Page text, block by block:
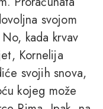
svojom
kada krvav
Kornelija
svojih snova,
kojeg može